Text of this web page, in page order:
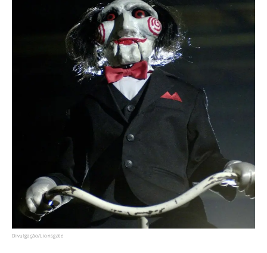
Divulgação/Lionsgate